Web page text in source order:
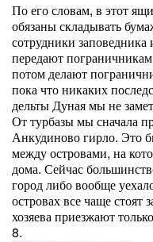
По его словам, в этот
обязаны складывать
сотрудники
передают
потом делают
пока что никаких
дельты Дуная мы не
От турбазы мы сначала
Анкудиново гирло. Это
между островами, на
дома. Сейчас
город либо вообще
островах все чаще
хозяева приезжают
8.